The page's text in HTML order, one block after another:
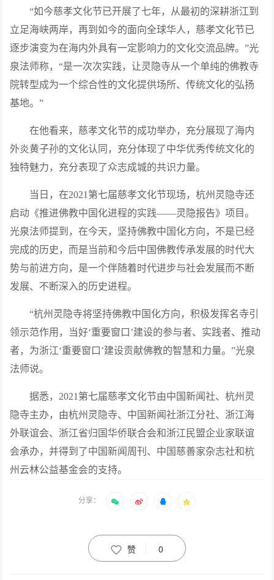
“如今慈孝文化节已开展了七年，从最初的深耕浙江到
立足海峡两岸，再到如今的面向全球华人，慈孝文化节已
逐步演变为在海内外具有一定影响力的文化交流品牌。”光
泉法师称，“是一次次实践，让灵隐寺从一个单纯的佛教寺
院转型成为一个综合性的文化提供场所、传统文化的弘扬
基地。”
在他看来，慈孝文化节的成功举办，充分展现了海内
外炎黄子孙的文化认同，充分体现了中华优秀传统文化的
独特魅力，充分表现了众志成城的共识力量。
当日，在2021第七届慈孝文化节现场，杭州灵隐寺还
启动《推进佛教中国化进程的实践——灵隐报告》项目。
光泉法师提到，在今天，坚持佛教中国化方向，不是已经
完成的历史，而是当前和今后中国佛教传承发展的时代大
势与前进方向，是一个伴随着时代进步与社会发展而不断
发展、不断深入的历史进程。
“杭州灵隐寺将坚持佛教中国化方向，积极发挥名寺引
领示范作用，当好‘重要窗口’建设的参与者、实践者、推动
者，为浙江‘重要窗口’建设贡献佛教的智慧和力量。”光泉
法师说。
据悉，2021第七届慈孝文化节由中国新闻社、杭州灵
隐寺主办，由杭州灵隐寺、中国新闻社浙江分社、浙江海
外联谊会、浙江省归国华侨联合会和浙江民盟企业家联谊
会承办，并得到了中国新闻周刊、中国慈善家杂志社和杭
州云林公益基金会的支持。
分享：
赞 0